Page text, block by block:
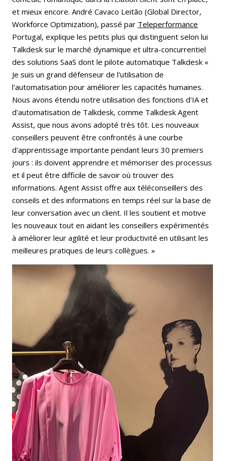
et mieux encore. André Cavaco Leitão (Global Director,
Workforce Optimization), passé par Teleperformance
Portugal, explique les petits plus qui distinguent selon lui
Talkdesk sur le marché dynamique et ultra-concurrentiel
des solutions SaaS dont le pilote automatique Talkdesk «
Je suis un grand défenseur de l'utilisation de
l'automatisation pour améliorer les capacités humaines.
Nous avons étendu notre utilisation des fonctions d'IA et
d'automatisation de Talkdesk, comme Talkdesk Agent
Assist, que nous avons adopté très tôt. Les nouveaux
conseillers peuvent être confrontés à une courbe
d'apprentissage importante pendant leurs 30 premiers
jours : ils doivent apprendre et mémoriser des processus
et il peut être difficile de savoir où trouver des
informations. Agent Assist offre aux téléconseillers des
conseils et des informations en temps réel sur la base de
leur conversation avec un client. Il les soutient et motive
les nouveaux tout en aidant les conseillers expérimentés
à améliorer leur agilité et leur productivité en utilisant les
meilleures pratiques de leurs collègues. »